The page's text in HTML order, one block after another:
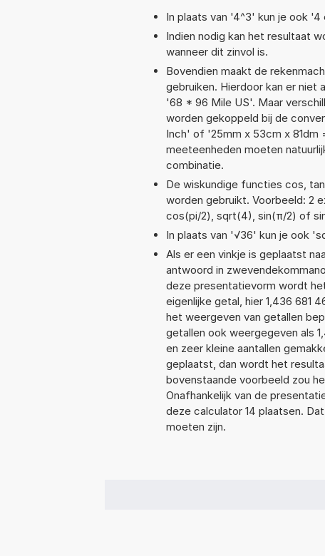
In plaats van '4^3' kun je ook
Indien nodig kan het resultaat
wanneer dit zinvol is.
Bovendien maakt de
gebruiken. Hierdoor kan er niet
'68 * 96 Mile US'. Maar
worden gekoppeld bij de
Inch' of '25mm x 53cm x 81dm
meeteenheden moeten
combinatie.
De wiskundige functies cos,
worden gebruikt. Voorbeeld: 2
cos(pi/2), sqrt(4), sin(π/2) of
In plaats van '√36' kun je ook
Als er een vinkje is geplaatst
antwoord in
deze presentatievorm wordt
eigenlijke getal, hier 1,436 681
het weergeven van getallen
getallen ook weergegeven als
en zeer kleine aantallen
geplaatst, dan wordt het
bovenstaande voorbeeld zou
Onafhankelijk van de
deze calculator 14 plaatsen.
moeten zijn.